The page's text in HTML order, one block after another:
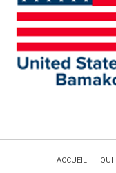
ACCUEIL QUI